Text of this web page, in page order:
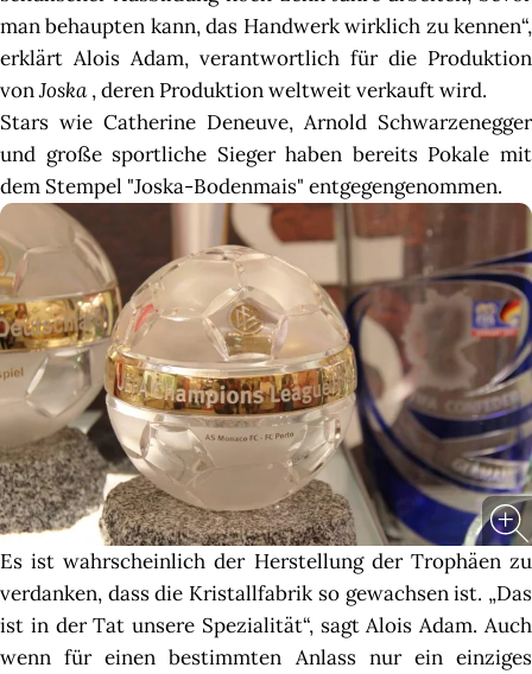
man behaupten kann, das Handwerk wirklich zu kennen“,
erklärt Alois Adam, verantwortlich für die Produktion
vonJoska , deren Produktion weltweit verkauft wird.
Stars wie Catherine Deneuve, Arnold Schwarzenegger
und große sportliche Sieger haben bereits Pokale mit
dem Stempel "Joska-Bodenmais" entgegengenommen.
Es ist wahrscheinlich der Herstellung der Trophäen zu
verdanken, dass die Kristallfabrik so gewachsen ist. „Das
ist in der Tat unsere Spezialität“, sagt Alois Adam. Auch
wenn für einen bestimmten Anlass nur ein einziges